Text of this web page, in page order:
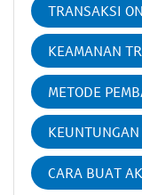
TRANSAKSI
KEAMANAN
METODE
CARA BUAT